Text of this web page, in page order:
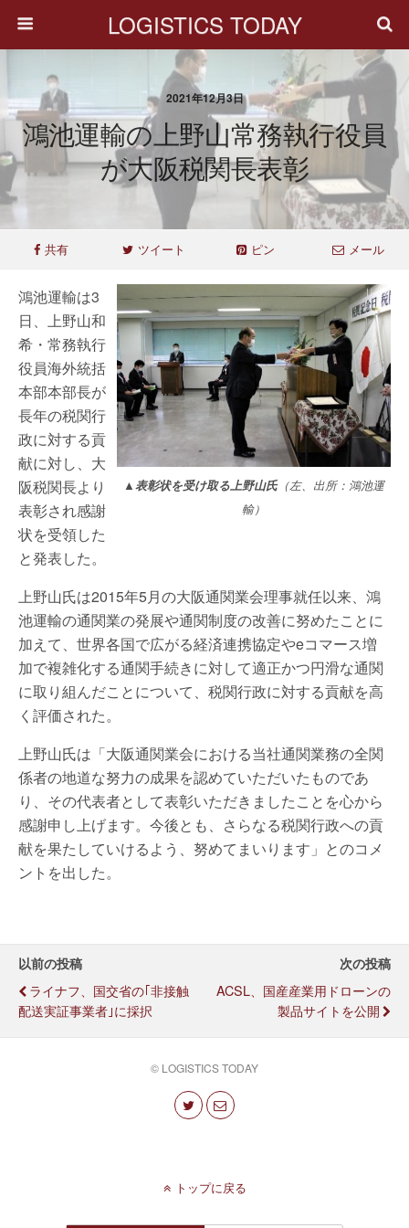
LOGISTICS TODAY
2021年12月3日
鴻池運輸の上野山常務執行役員
が大阪税関長表彰
共有 ツイート ピン メール
▲表彰状を受け取る上野山氏（左、出所：鴻池運
輸）
鴻池運輸は3
日、上野山和
希・常務執行
役員海外統括
本部本部長が
長年の税関行
政に対する貢
献に対し、大
阪税関長より
表彰され感謝
状を受領した
と発表した。
上野山氏は2015年5月の大阪通関業会理事就任以来、鴻
池運輸の通関業の発展や通関制度の改善に努めたことに
加えて、世界各国で広がる経済連携協定やeコマース増
加で複雑化する通関手続きに対して適正かつ円滑な通関
に取り組んだことについて、税関行政に対する貢献を高
く評価された。
上野山氏は「大阪通関業会における当社通関業務の全関
係者の地道な努力の成果を認めていただいたものであ
り、その代表者として表彰いただきましたことを心から
感謝申し上げます。今後とも、さらなる税関行政への貢
献を果たしていけるよう、努めてまいります」とのコメ
ントを出した。
以前の投稿
ライナフ、国交省の｢非接触
配送実証事業者｣に採択
次の投稿
ACSL、国産産業用ドローンの
製品サイトを公開
© LOGISTICS TODAY
トップに戻る